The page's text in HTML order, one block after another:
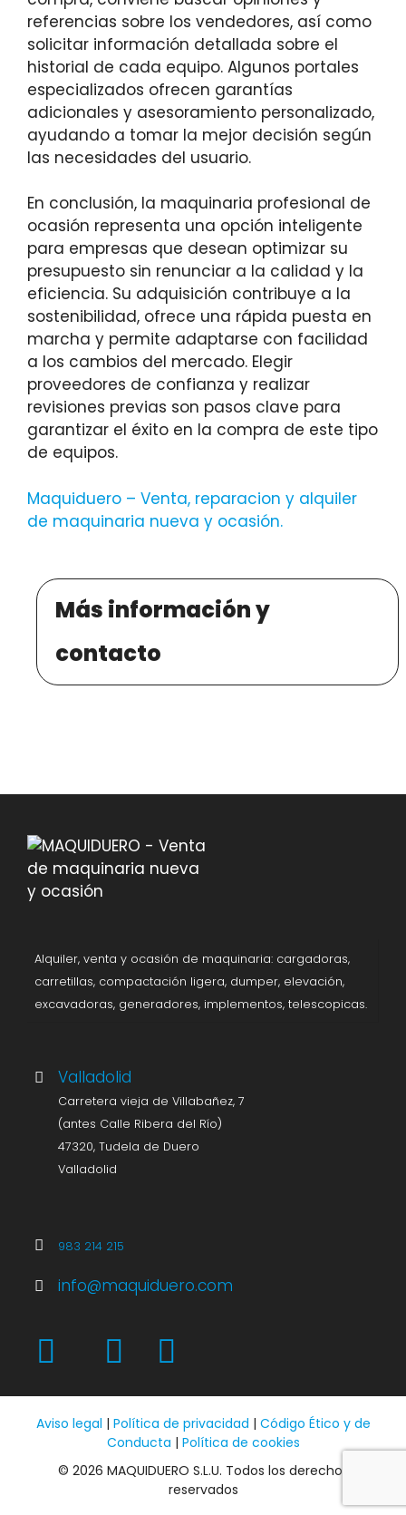
referencias sobre los vendedores, así como
solicitar información detallada sobre el
historial de cada equipo. Algunos portales
especializados ofrecen garantías
adicionales y asesoramiento personalizado,
ayudando a tomar la mejor decisión según
las necesidades del usuario.
En conclusión, la maquinaria profesional de
ocasión representa una opción inteligente
para empresas que desean optimizar su
presupuesto sin renunciar a la calidad y la
eficiencia. Su adquisición contribuye a la
sostenibilidad, ofrece una rápida puesta en
marcha y permite adaptarse con facilidad
a los cambios del mercado. Elegir
proveedores de confianza y realizar
revisiones previas son pasos clave para
garantizar el éxito en la compra de este tipo
de equipos.
Maquiduero – Venta, reparacion y alquiler
de maquinaria nueva y ocasión.
Más información y
contacto
Alquiler, venta y ocasión de maquinaria: cargadoras,
carretillas, compactación ligera, dumper, elevación,
excavadoras, generadores, implementos, telescopicas.
Valladolid
Carretera vieja de Villabañez, 7
(antes Calle Ribera del Río)
47320, Tudela de Duero
Valladolid
983 214 215
info@maquiduero.com
Aviso legal | Política de privacidad | Código Ético y de
Conducta | Política de cookies
© 2026 MAQUIDUERO S.L.U. Todos los derechos
reservados